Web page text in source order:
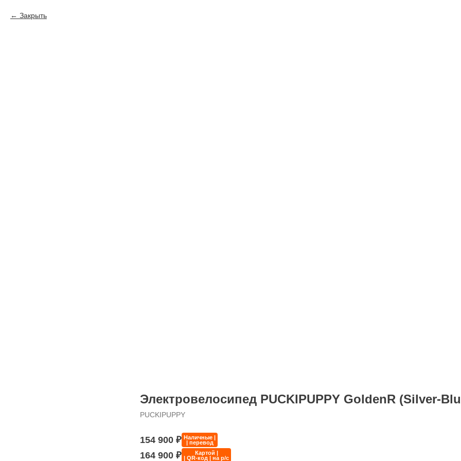
Закрыть
Электровелосипед PUCKIPUPPY GoldenR (Silver-
PUCKIPUPPY
154 900 ₽ Наличные |
| перевод
164 900 ₽
Картой |
| QR-код | на р/с